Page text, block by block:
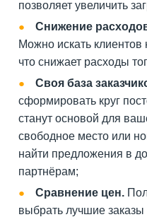
позволяет увеличить
Снижение
Можно искать
что снижает расходы
Своя база
сформировать круг
станут основой для
свободное место или
найти предложения в
партнёрам;
Сравнение цен.
выбрать лучшие заказы